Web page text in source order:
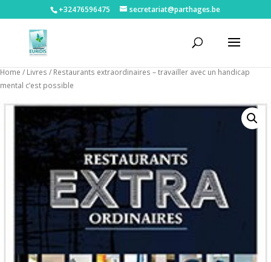
+32476596475‬ secretariat@parthages.be
Home / Livres / Restaurants extraordinaires – travailler avec un handicap
mental c’est possible